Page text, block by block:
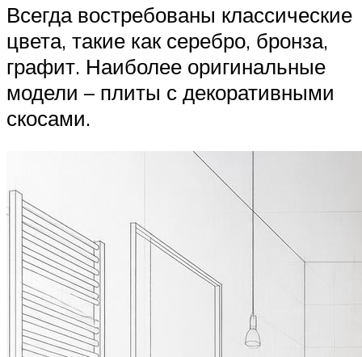
Всегда востребованы классические
цвета, такие как серебро, бронза,
графит. Наиболее оригинальные
модели – плиты с декоративными
скосами.